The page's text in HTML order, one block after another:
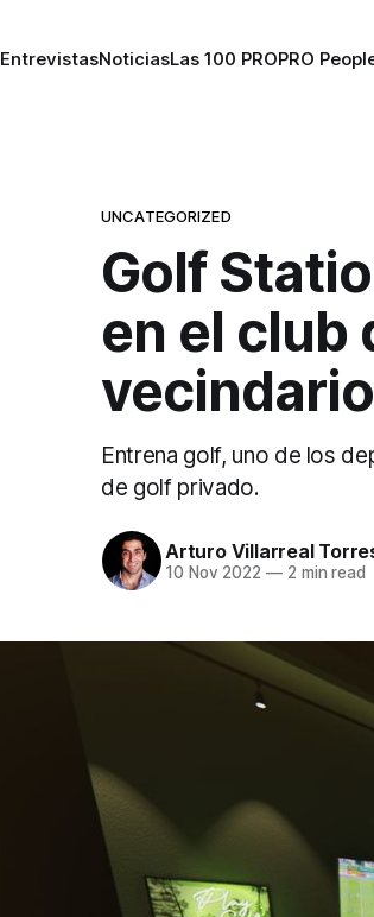
EntrevistasNoticiasLas 100 PROPRO
UNCATEGORIZED
Golf
en el club
vecindario
Entrena golf, uno de los
de golf privado.
Arturo Villarreal
10 Nov 2022 —2 min read